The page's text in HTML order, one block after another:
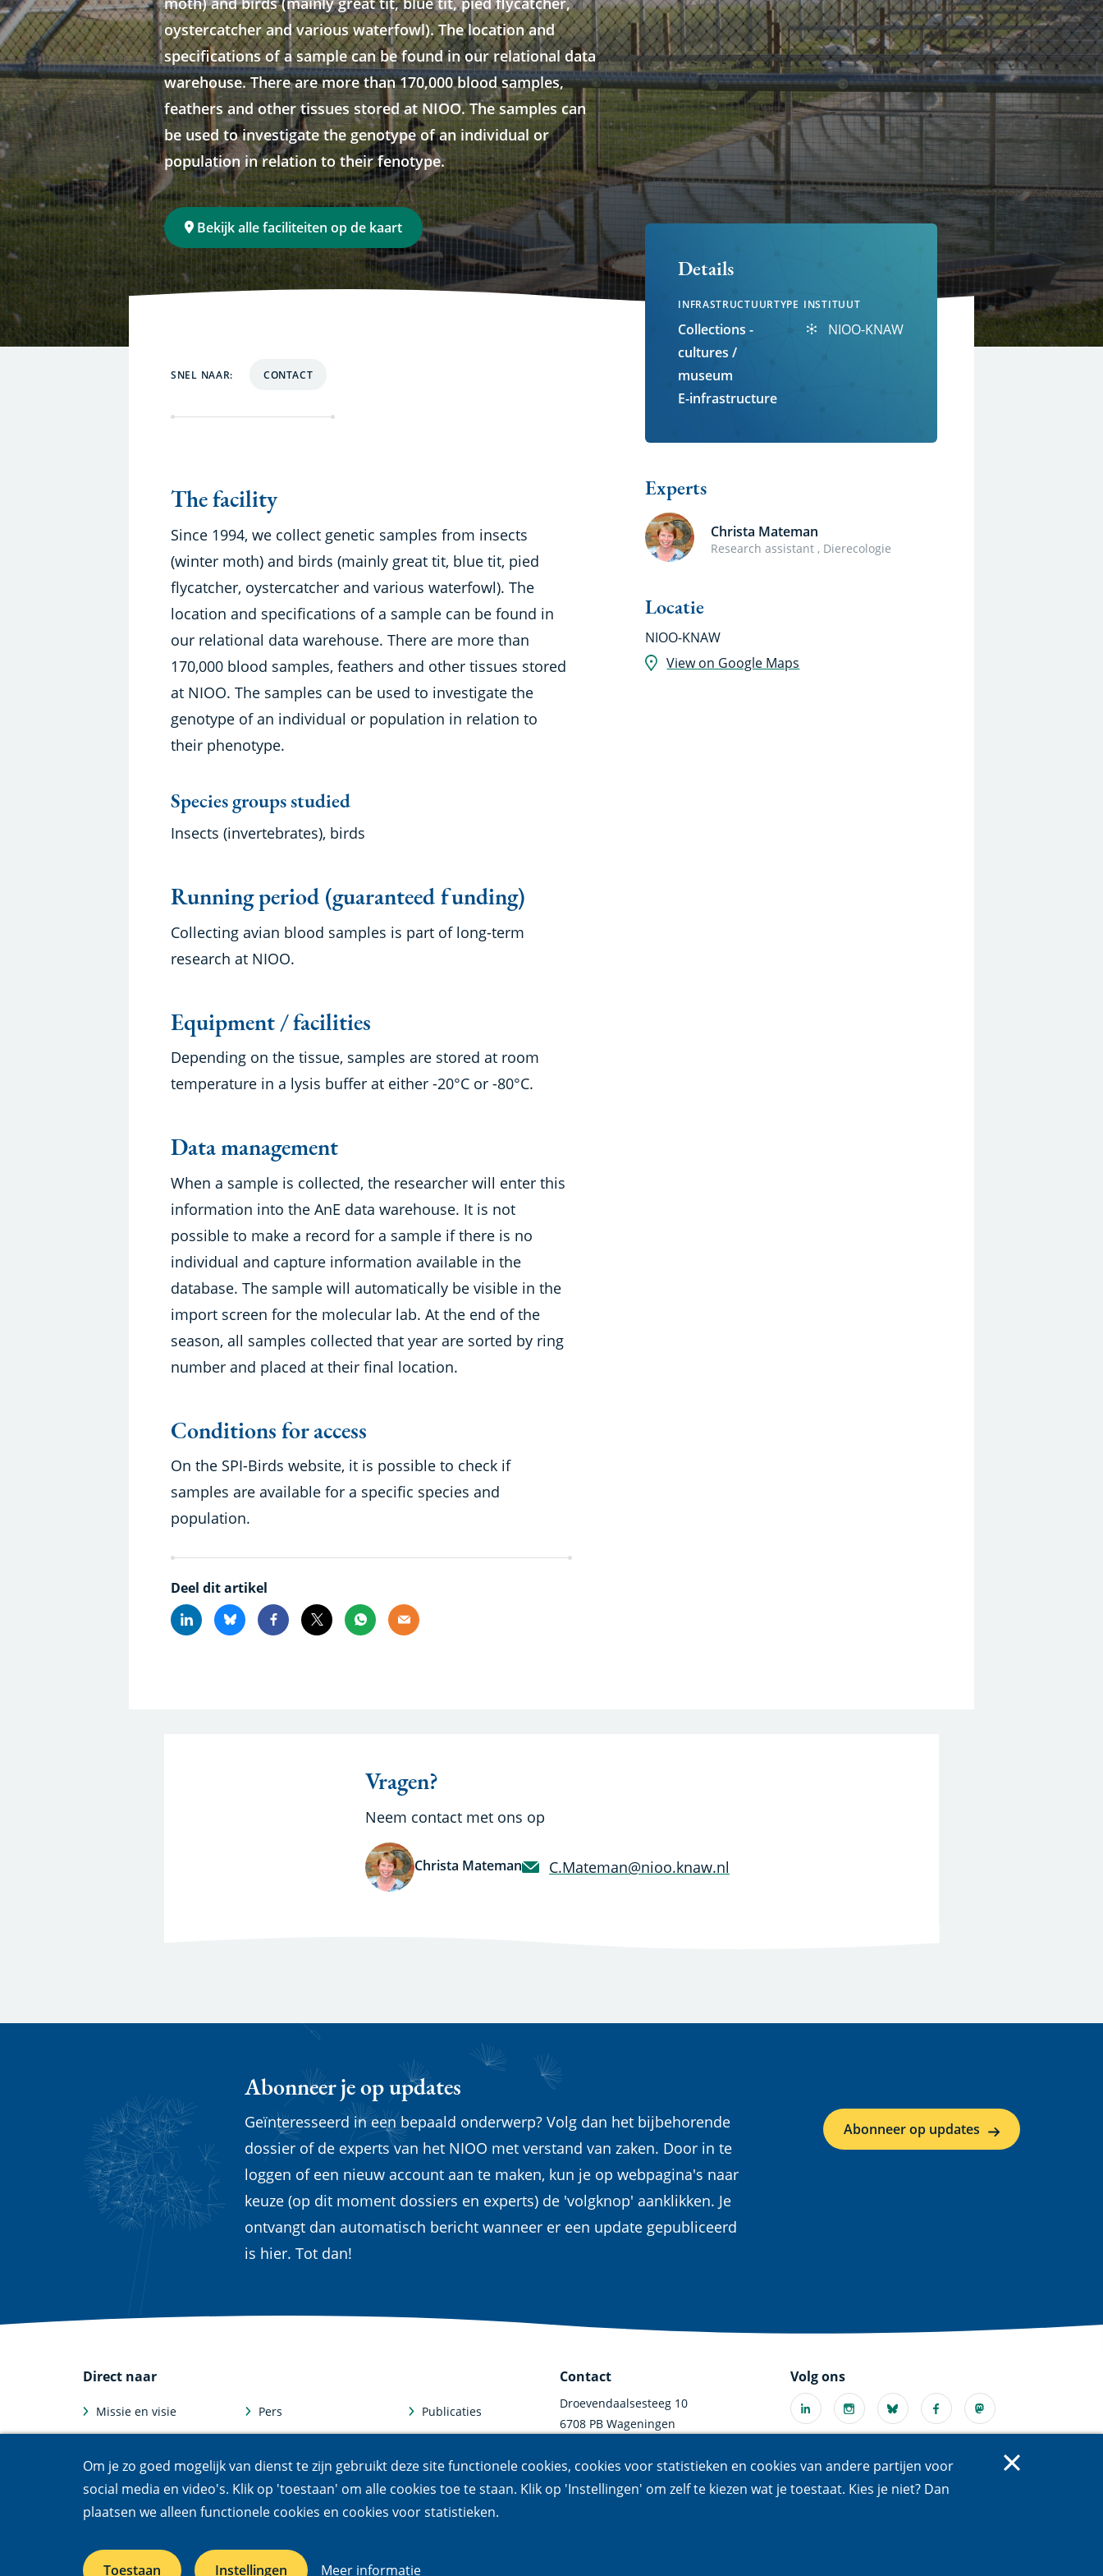
Om je zo goed mogelijk van dienst te zijn gebruikt deze site functionele cookies, cookies voor statistieken en cookies van andere partijen voor
social media en video's. Klik op 'toestaan' om alle cookies toe te staan. Klik op 'Instellingen' om zelf te kiezen wat je toestaat. Kies je niet? Dan
plaatsen we alleen functionele cookies en cookies voor statistieken.
Toestaan Instellingen Meer informatie
oystercatcher and various waterfowl). The location and
specifications of a sample can be found in our relational data
warehouse. There are more than 170,000 blood samples,
feathers and other tissues stored at NIOO. The samples can
be used to investigate the genotype of an individual or
population in relation to their fenotype.
Bekijk alle faciliteiten op de kaart
SNEL NAAR: CONTACT
The facility
Since 1994, we collect genetic samples from insects
(winter moth) and birds (mainly great tit, blue tit, pied
flycatcher, oystercatcher and various waterfowl). The
location and specifications of a sample can be found in
our relational data warehouse. There are more than
170,000 blood samples, feathers and other tissues stored
at NIOO. The samples can be used to investigate the
genotype of an individual or population in relation to
their phenotype.
Species groups studied
Insects (invertebrates), birds
Running period (guaranteed funding)
Collecting avian blood samples is part of long-term
research at NIOO.
Equipment / facilities
Depending on the tissue, samples are stored at room
temperature in a lysis buffer at either -20°C or -80°C.
Data management
When a sample is collected, the researcher will enter this
information into the AnE data warehouse. It is not
possible to make a record for a sample if there is no
individual and capture information available in the
database. The sample will automatically be visible in the
import screen for the molecular lab. At the end of the
season, all samples collected that year are sorted by ring
number and placed at their final location.
Conditions for access
On the SPI-Birds website, it is possible to check if
samples are available for a specific species and
population.
Deel dit artikel
LinkedinBlueskyFacebook
X Whatsapp
Email
Details
INFRASTRUCTUURTYPE
Collections -
cultures /
museum
E-infrastructure
INSTITUUT
NIOO-KNAW
Experts
Christa Mateman
Research assistant , Dierecologie
Locatie
NIOO-KNAW
View on Google Maps
Vragen?
Neem contact met ons op
Christa Mateman C.Mateman@nioo.knaw.nl
Abonneer je op updates
Geïnteresseerd in een bepaald onderwerp? Volg dan het bijbehorende
dossier of de experts van het NIOO met verstand van zaken. Door in te
loggen of een nieuw account aan te maken, kun je op webpagina's naar
keuze (op dit moment dossiers en experts) de 'volgknop' aanklikken. Je
ontvangt dan automatisch bericht wanneer er een update gepubliceerd
is hier. Tot dan!
Abonneer op updates
Direct naar
Missie en visie
Feiten en cijfers
Werken bij
Pers
Afdelingen
Departments
Publicaties
Abonneren
Contact
Droevendaalsesteeg 10
6708 PB Wageningen
communicatie@nioo.knaw.nl
Volg ons
Linkedin
(externe
Instagram
(externe
Bluesky
(externe
link)
Facebook
(externe
Mastodon
(externe
Youtube
(externe
X
(externe